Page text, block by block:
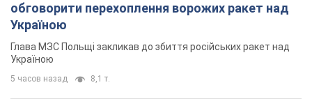
обговорити перехоплення ворожих ракет над
Україною
Глава МЗС Польщі закликав до збиття російських ракет над
Україною
5 часов назад 8,1 т.